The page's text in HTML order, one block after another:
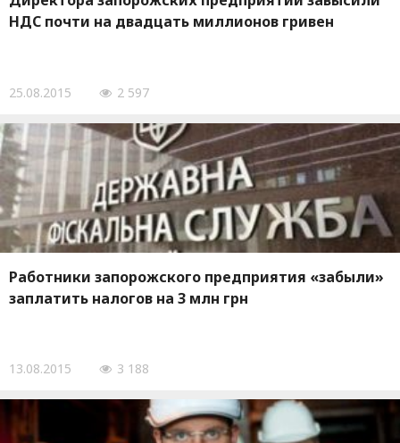
НДС почти на двадцать миллионов гривен
25.08.2015 2 597
Работники запорожского предприятия «забыли»
заплатить налогов на 3 млн грн
13.08.2015 3 188